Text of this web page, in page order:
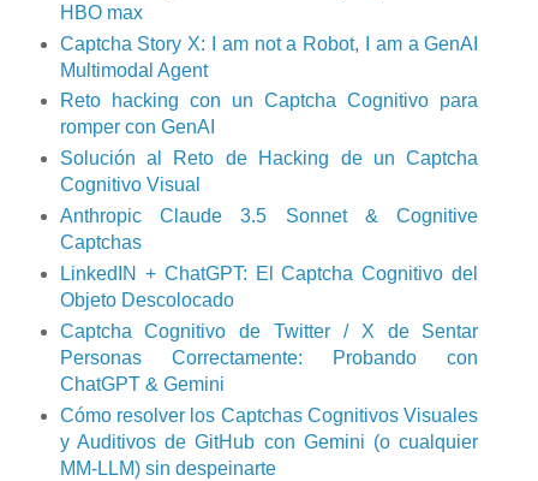
HBO max
Captcha Story X: I am not a Robot, I am a GenAI
Multimodal Agent
Reto hacking con un Captcha Cognitivo para
romper con GenAI
Solución al Reto de Hacking de un Captcha
Cognitivo Visual
Anthropic Claude 3.5 Sonnet & Cognitive
Captchas
LinkedIN + ChatGPT: El Captcha Cognitivo del
Objeto Descolocado
Captcha Cognitivo de Twitter / X de Sentar
Personas Correctamente: Probando con
ChatGPT & Gemini
Cómo resolver los Captchas Cognitivos Visuales
y Auditivos de GitHub con Gemini (o cualquier
MM-LLM) sin despeinarte